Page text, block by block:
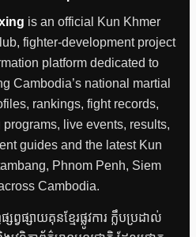
is an official Kun Khmer
fighter-development project
platform dedicated to
Cambodia’s national martial
rankings, fight records,
live events, results,
guides and the latest Kun
Phnom Penh, Siem
Cambodia.
វផ្សាយគុនខ្មែរផ្លូវការ ក្លឹបប្រដាល់